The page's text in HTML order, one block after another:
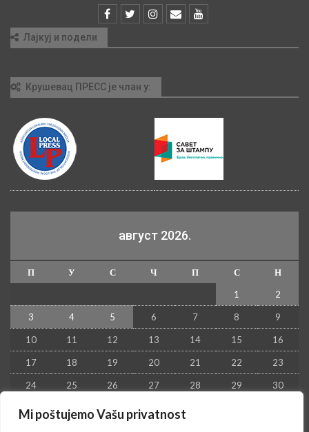
Mi poštujemo Vašu privatnost
Лајкуј и подели
Крушевац ПРЕСС је члан у:
август 2026.
П У С Ч П С
Н
1
2
3 4 5 6 7 8 9
10 11 12 13 14 15 16
17 18 19 20 21 22 23
24 25 26 27 28 29 30
31